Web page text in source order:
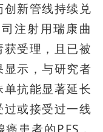
新管线持续兑
注射用瑞康曲
受理，且已被
示，与研究者
抗能显著延长
或接受过一线